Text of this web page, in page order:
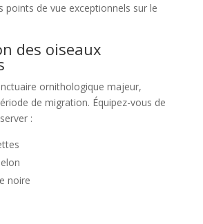
points de vue exceptionnels sur le
des oiseaux
ornithologique majeur,
de migration. Équipez-vous de
:
noire